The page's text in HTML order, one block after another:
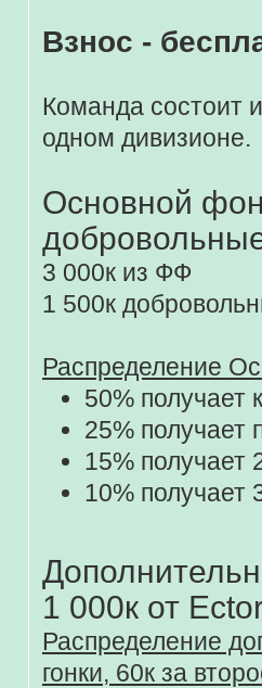
Взнос -
Команда состоит
одном дивизионе.
Основной
3 000к из ФФ
1 500к
Распределение
50% получает
25% получает
15% получает
10% получает
1 000к от
Распределение
гонки, 60к за